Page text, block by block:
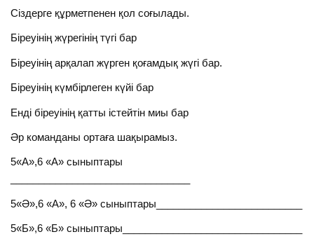
Сіздерге құрметпенен қол соғылады.
Біреуінің жүрегінің түгі бар
Біреуінің арқалап жүрген қоғамдық жүгі бар.
Біреуінің күмбірлеген күйі бар
Енді біреуінің қатты істейтін миы бар
Әр команданы ортаға шақырамыз.
5«А»,6 «А» сыныптары
5«Ә»,6 «А», 6 «Ә» сыныптары__________________________
5«Б»,6 «Б» сыныптары________________________________